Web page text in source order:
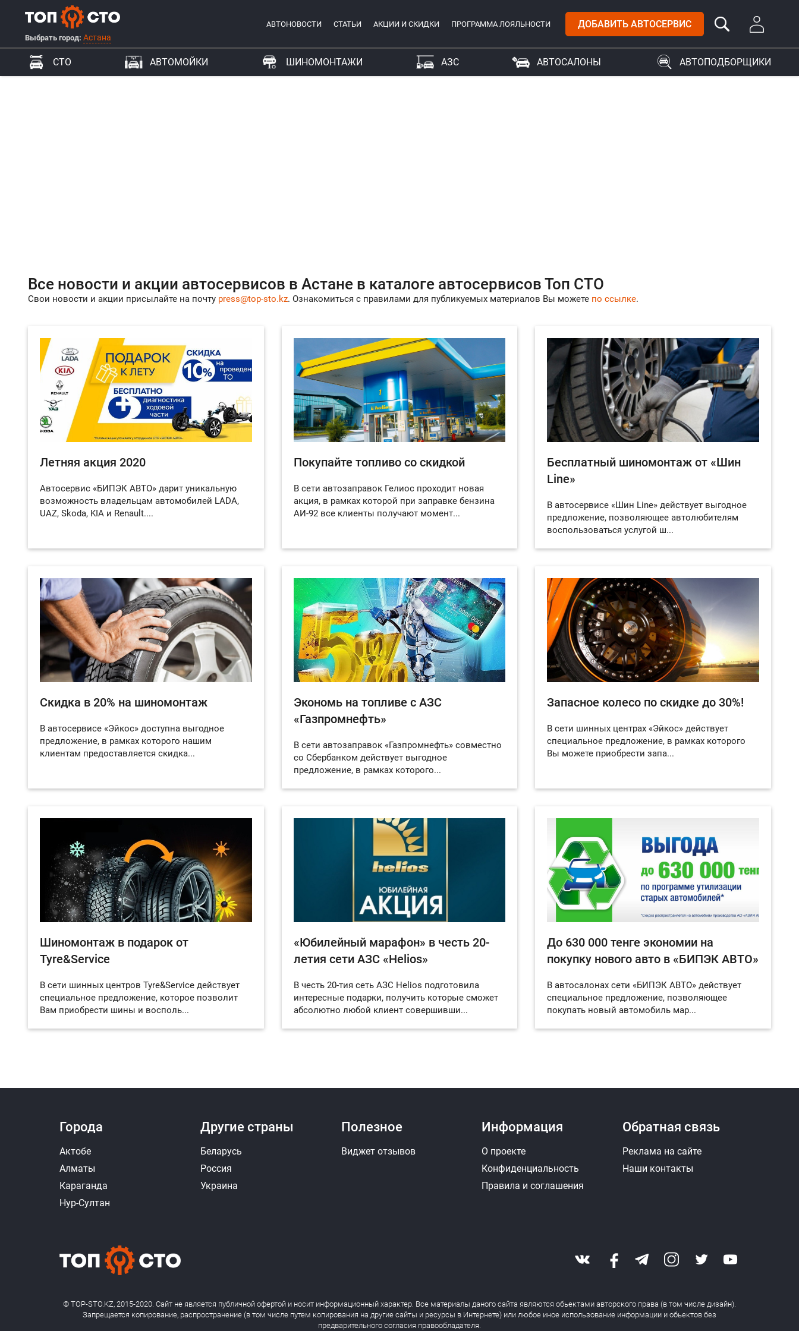
Выбрать город: Астана
АВТОНОВОСТИ СТАТЬИ АКЦИИ И СКИДКИ ПРОГРАММА ЛОЯЛЬНОСТИ ДОБАВИТЬ АВТОСЕРВИС
СТО АВТОМОЙКИ ШИНОМОНТАЖИ АЗС АВТОСАЛОНЫ АВТОПОДБОРЩИКИ
Все новости и акции автосервисов в Астане в каталоге автосервисов Топ СТО
Свои новости и акции присылайте на почту press@top-sto.kz. Ознакомиться с правилами для публикуемых материалов Вы можете по ссылке.
Летняя акция 2020
Автосервис «БИПЭК АВТО» дарит уникальную
возможность владельцам автомобилей LADA,
UAZ, Skoda, KIA и Renault....
Покупайте топливо со скидкой
В сети автозаправок Гелиос проходит новая
акция, в рамках которой при заправке бензина
АИ-92 все клиенты получают момент...
Бесплатный шиномонтаж от «Шин
Line»
В автосервисе «Шин Line» действует выгодное
предложение, позволяющее автолюбителям
воспользоваться услугой ш...
Скидка в 20% на шиномонтаж
В автосервисе «Эйкос» доступна выгодное
предложение, в рамках которого нашим
клиентам предоставляется скидка...
Экономь на топливе с АЗС
«Газпромнефть»
В сети автозаправок «Газпромнефть» совместно
со Сбербанком действует выгодное
предложение, в рамках которого...
Запасное колесо по скидке до 30%!
В сети шинных центрах «Эйкос» действует
специальное предложение, в рамках которого
Вы можете приобрести запа...
Шиномонтаж в подарок от
Tyre&Service
В сети шинных центров Tyre&Service действует
специальное предложение, которое позволит
Вам приобрести шины и восполь...
«Юбилейный марафон» в честь 20-
летия сети АЗС «Helios»
В честь 20-тия сеть АЗС Helios подготовила
интересные подарки, получить которые сможет
абсолютно любой клиент совершивши...
До 630 000 тенге экономии на
покупку нового авто в «БИПЭК АВТО»
В автосалонах сети «БИПЭК АВТО» действует
специальное предложение, позволяющее
покупать новый автомобиль мар...
Города
Актобе
Алматы
Караганда
Нур-Султан
Другие страны
Беларусь
Россия
Украина
Полезное
Виджет отзывов
Информация
О проекте
Конфиденциальность
Правила и соглашения
Обратная связь
Реклама на сайте
Наши контакты
© TOP-STO.KZ, 2015-2020. Сайт не является публичной офертой и носит информационный характер. Все материалы даного сайта являются обьектами авторского права (в том числе дизайн).
Запрещается копирование, распространение (в том числе путем копирования на другие сайты и ресурсы в Интернете) или любое иное использование информации и обьектов без
предварительного согласия правообладателя.